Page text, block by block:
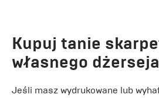
Kupuj tanie
własnego dżerseja
Jeśli masz wydrukowane lub